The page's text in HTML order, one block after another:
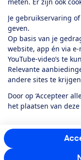
Je gebruikservaring
geven.
Op basis van je
website, app én via
YouTube-video’s te
Relevante
andere sites te
Door op ‘Accepteer
het plaatsen van deze
app
Algemene
Cookiebeleid
12.901consumenten